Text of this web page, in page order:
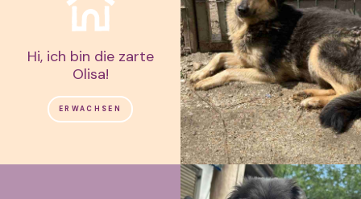
Hi, ich bin die zarte
Olisa!
ERWACHSEN